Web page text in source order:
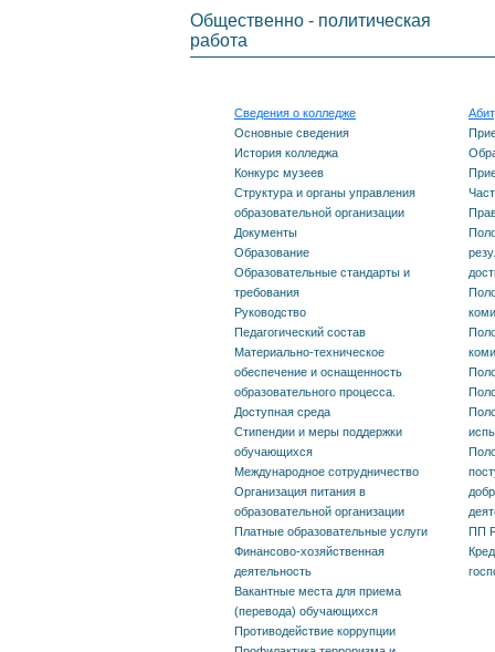
Организация питания в
организации
Платные образовательные
услуги
Финансово-хозяйственная
деятельность
Вакантные места для
приема (перевода)
обучающихся
Противодействие
коррупции
Профилактика терроризма
и экстремизма
Общественно - политическая
работа
Сведения о колледже
Основные сведения
История колледжа
Конкурс музеев
Структура и органы управления
образовательной организации
Документы
Образование
Образовательные стандарты и
требования
Руководство
Педагогический состав
Материально-техническое
обеспечение и оснащенность
образовательного процесса.
Доступная среда
Стипендии и меры поддержки
обучающихся
Международное сотрудничество
Организация питания в
образовательной организации
Платные образовательные услуги
Финансово-хозяйственная
деятельность
Вакантные места для приема
(перевода) обучающихся
Противодействие коррупции
ПП